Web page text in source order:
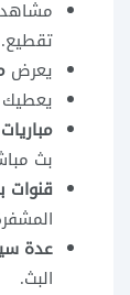
تقطيع.
يعرض
يعطيك
بث
قنوات
عدة
البث.